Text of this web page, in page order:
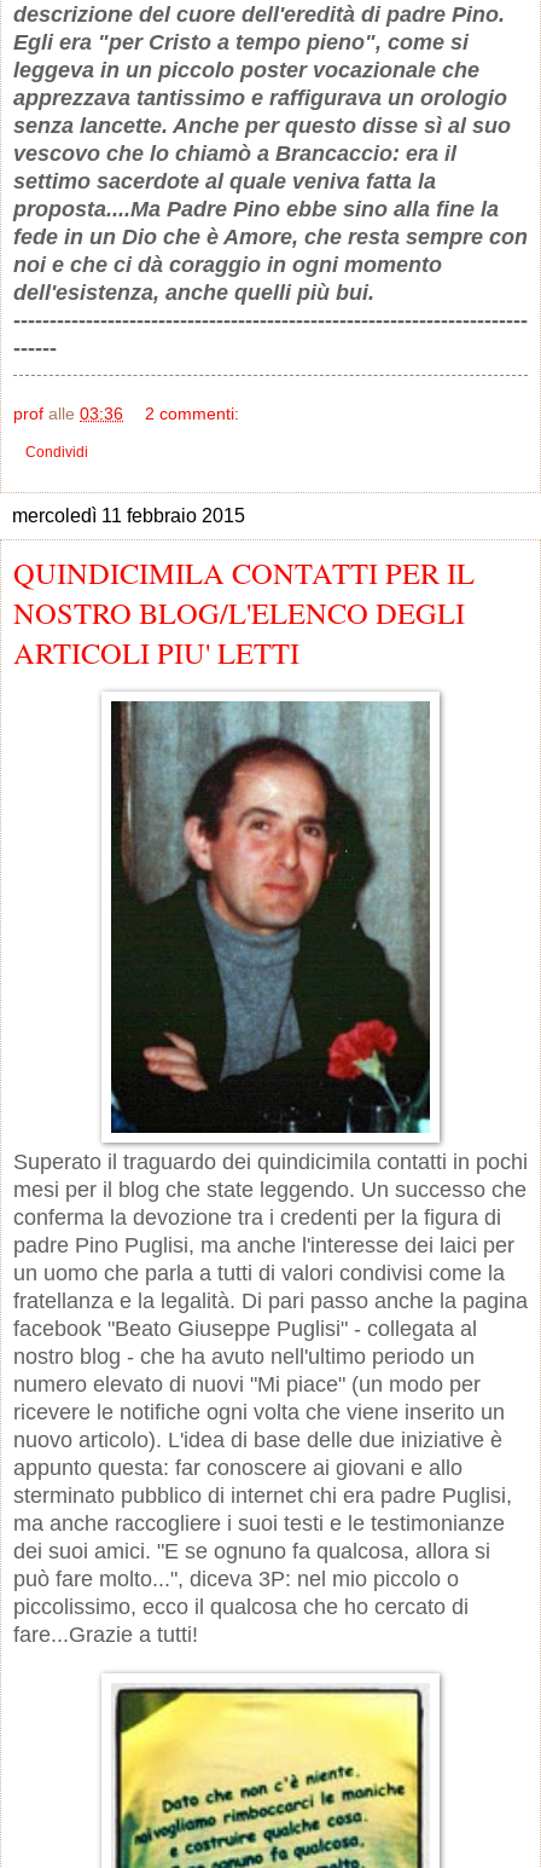
descrizione del cuore dell'eredità di padre Pino.
Egli era "per Cristo a tempo pieno", come si
leggeva in un piccolo poster vocazionale che
apprezzava tantissimo e raffigurava un orologio
senza lancette. Anche per questo disse sì al suo
vescovo che lo chiamò a Brancaccio: era il
settimo sacerdote al quale veniva fatta la
proposta....Ma Padre Pino ebbe sino alla fine la
fede in un Dio che è Amore, che resta sempre con
noi e che ci dà coraggio in ogni momento
dell'esistenza, anche quelli più bui.
-----------------------------------------------------------------------
------
prof alle 03:36 2 commenti:
Condividi
mercoledì 11 febbraio 2015
QUINDICIMILA CONTATTI PER IL
NOSTRO BLOG/L'ELENCO DEGLI
ARTICOLI PIU' LETTI
Superato il traguardo dei quindicimila contatti in pochi
mesi per il blog che state leggendo. Un successo che
conferma la devozione tra i credenti per la figura di
padre Pino Puglisi, ma anche l'interesse dei laici per
un uomo che parla a tutti di valori condivisi come la
fratellanza e la legalità. Di pari passo anche la pagina
facebook "Beato Giuseppe Puglisi" - collegata al
nostro blog - che ha avuto nell'ultimo periodo un
numero elevato di nuovi "Mi piace" (un modo per
ricevere le notifiche ogni volta che viene inserito un
nuovo articolo). L'idea di base delle due iniziative è
appunto questa: far conoscere ai giovani e allo
sterminato pubblico di internet chi era padre Puglisi,
ma anche raccogliere i suoi testi e le testimonianze
dei suoi amici. "E se ognuno fa qualcosa, allora si
può fare molto...", diceva 3P: nel mio piccolo o
piccolissimo, ecco il qualcosa che ho cercato di
fare...Grazie a tutti!